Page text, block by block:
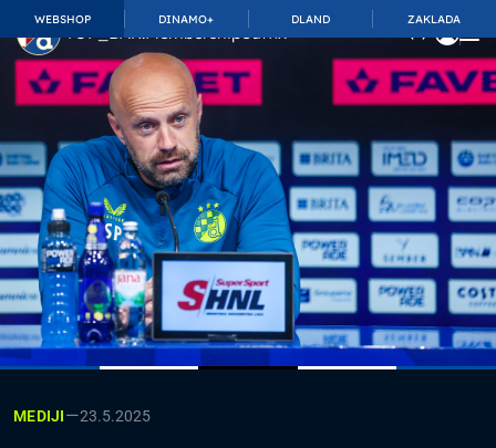
WEBSHOP DINAMO+ DLAND ZAKLADA
TOP_BAR.MembershipSuffix
MEDIJI—23.5.2025